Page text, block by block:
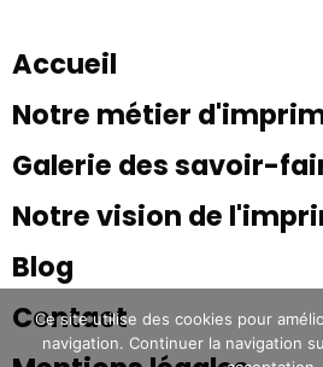
Accueil
Notre métier
Galerie des savoir-
Notre vision de
Blog
Contact
Ce site utilise des cookies pour
navigation. Continuer la navigation